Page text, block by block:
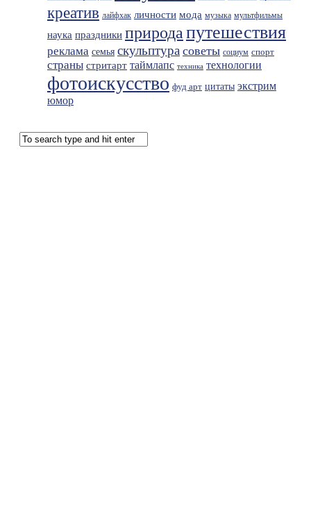
креатив лайфхак личности мода музыка мультфильмы
наука праздники природа путешествия
реклама семья скульптура советы социум спорт
страны стритарт таймлапс техника технологии
фотоискусство фуд арт цитаты экстрим
юмор